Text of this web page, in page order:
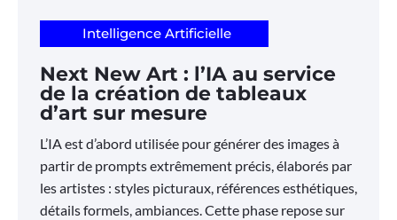
Intelligence Artificielle
Next New Art : l’IA au service
de la création de tableaux
d’art sur mesure
L’IA est d’abord utilisée pour générer des images à
partir de prompts extrêmement précis, élaborés par
les artistes : styles picturaux, références esthétiques,
détails formels, ambiances. Cette phase repose sur